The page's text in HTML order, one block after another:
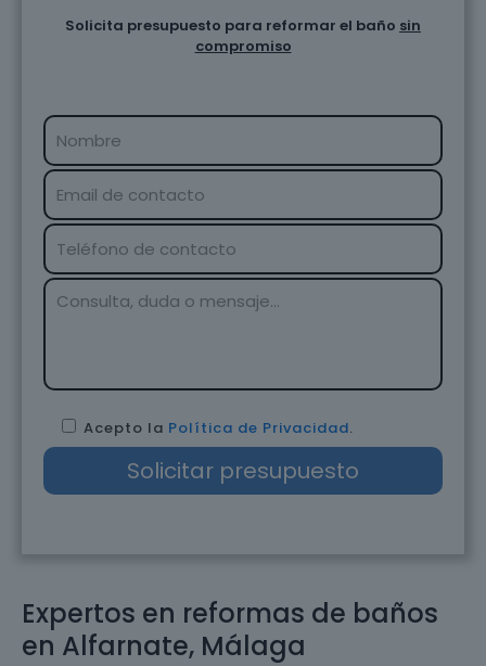
Expertos en reformas de baños
en Alfarnate, Málaga
Solicita presupuesto para reformar el baño sin
compromiso
Acepto la Política de Privacidad.